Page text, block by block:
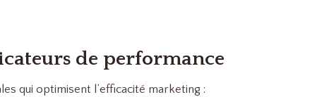
de performance
qui optimisent l’efficacité marketing :